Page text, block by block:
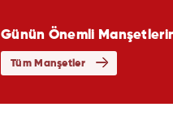
Günün Önemli
Tüm Manşetler